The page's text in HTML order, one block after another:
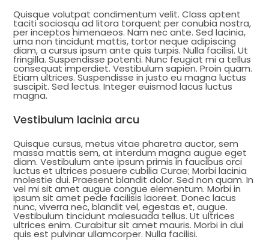
Quisque volutpat condimentum velit. Class aptent
taciti sociosqu ad litora torquent per conubia nostra,
per inceptos himenaeos. Nam nec ante. Sed lacinia,
urna non tincidunt mattis, tortor neque adipiscing
diam, a cursus ipsum ante quis turpis. Nulla facilisi. Ut
fringilla. Suspendisse potenti. Nunc feugiat mi a tellus
consequat imperdiet. Vestibulum sapien. Proin quam.
Etiam ultrices. Suspendisse in justo eu magna luctus
suscipit. Sed lectus. Integer euismod lacus luctus
magna.
Vestibulum lacinia arcu
Quisque cursus, metus vitae pharetra auctor, sem
massa mattis sem, at interdum magna augue eget
diam. Vestibulum ante ipsum primis in faucibus orci
luctus et ultrices posuere cubilia Curae; Morbi lacinia
molestie dui. Praesent blandit dolor. Sed non quam. In
vel mi sit amet augue congue elementum. Morbi in
ipsum sit amet pede facilisis laoreet. Donec lacus
nunc, viverra nec, blandit vel, egestas et, augue.
Vestibulum tincidunt malesuada tellus. Ut ultrices
ultrices enim. Curabitur sit amet mauris. Morbi in dui
quis est pulvinar ullamcorper. Nulla facilisi.